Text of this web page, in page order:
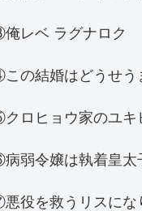
レベ ラグナロク
の結婚はどうせう
ロヒョウ家のユキ
弱令嬢は執着皇太
役を救うリスにな